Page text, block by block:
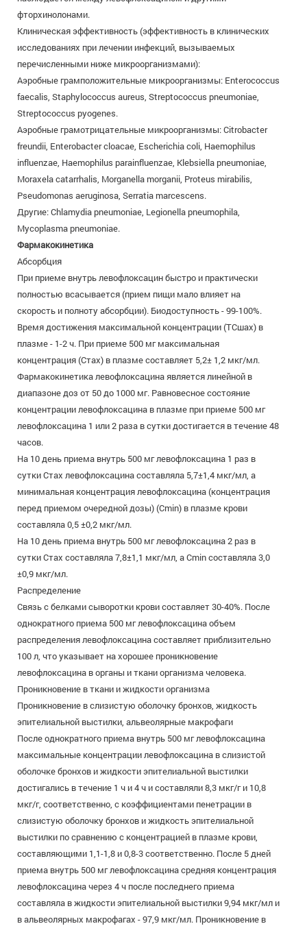
фторхинолонами.
Клиническая эффективность (эффективность в клинических
исследованиях при лечении инфекций, вызываемых
перечисленными ниже микроорганизмами):
Аэробные грамположительные микроорганизмы: Enterococcus
faecalis, Staphylococcus aureus, Streptococcus pneumoniae,
Streptococcus pyogenes.
Аэробные грамотрицательные микроорганизмы: Citrobacter
freundii, Enterobacter cloacae, Escherichia coli, Haemophilus
influenzae, Haemophilus parainfluenzae, Klebsiella pneumoniae,
Moraxela catarrhalis, Morganella morganii, Proteus mirabilis,
Pseudomonas aeruginosa, Serratia marcescens.
Другие: Chlamydia pneumoniae, Legionella pneumophila,
Mycoplasma pneumoniae.
Фармакокинетика
Абсорбция
При приеме внутрь левофлоксацин быстро и практически
полностью всасывается (прием пищи мало влияет на
скорость и полноту абсорбции). Биодоступность - 99-100%.
Время достижения максимальной концентрации (ТСшах) в
плазме - 1-2 ч. При приеме 500 мг максимальная
концентрация (Стах) в плазме составляет 5,2± 1,2 мкг/мл.
Фармакокинетика левофлоксацина является линейной в
диапазоне доз от 50 до 1000 мг. Равновесное состояние
концентрации левофлоксацина в плазме при приеме 500 мг
левофлоксацина 1 или 2 раза в сутки достигается в течение 48
часов.
На 10 день приема внутрь 500 мг левофлоксацина 1 раз в
сутки Стах левофлоксацина составляла 5,7±1,4 мкг/мл, а
минимальная концентрация левофлоксацина (концентрация
перед приемом очередной дозы) (Cmin) в плазме крови
составляла 0,5 ±0,2 мкг/мл.
На 10 день приема внутрь 500 мг левофлоксацина 2 раз в
сутки Стах составляла 7,8±1,1 мкг/мл, a Cmin составляла 3,0
±0,9 мкг/мл.
Распределение
Связь с белками сыворотки крови составляет 30-40%. После
однократного приема 500 мг левофлоксацина объем
распределения левофлоксацина составляет приблизительно
100 л, что указывает на хорошее проникновение
левофлоксацина в органы и ткани организма человека.
Проникновение в ткани и жидкости организма
Проникновение в слизистую оболочку бронхов, жидкость
эпителиальной выстилки, альвеолярные макрофаги
После однократного приема внутрь 500 мг левофлоксацина
максимальные концентрации левофлоксацина в слизистой
оболочке бронхов и жидкости эпителиальной выстилки
достигались в течение 1 ч и 4 ч и составляли 8,3 мкг/г и 10,8
мкг/г, соответственно, с коэффициентами пенетрации в
слизистую оболочку бронхов и жидкость эпителиальной
выстилки по сравнению с концентрацией в плазме крови,
составляющими 1,1-1,8 и 0,8-3 соответственно. После 5 дней
приема внутрь 500 мг левофлоксацина средняя концентрация
левофлоксацина через 4 ч после последнего приема
составляла в жидкости эпителиальной выстилки 9,94 мкг/мл и
в альвеолярных макрофагах - 97,9 мкг/мл. Проникновение в